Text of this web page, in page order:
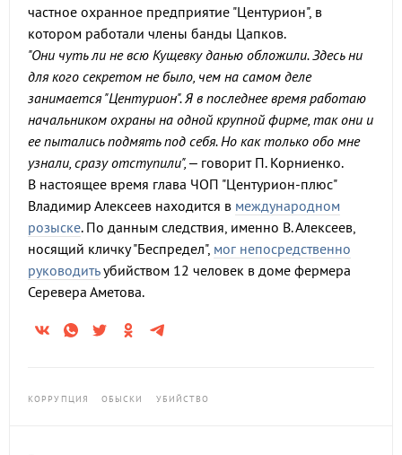
частное охранное предприятие "Центурион", в
котором работали члены банды Цапков.
"Они чуть ли не всю Кущевку данью обложили. Здесь ни
для кого секретом не было, чем на самом деле
занимается "Центурион". Я в последнее время работаю
начальником охраны на одной крупной фирме, так они и
ее пытались подмять под себя. Но как только обо мне
узнали, сразу отступили", – говорит П. Корниенко.
В настоящее время глава ЧОП "Центурион-плюс"
Владимир Алексеев находится в международном
розыске. По данным следствия, именно В. Алексеев,
носящий кличку "Беспредел", мог непосредственно
руководитьубийством 12 человек в доме фермера
Серевера Аметова.
КОРРУПЦИЯ ОБЫСКИ УБИЙСТВО